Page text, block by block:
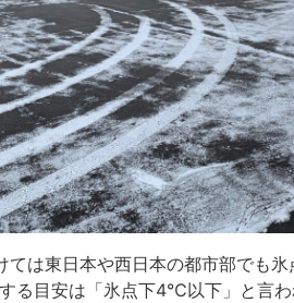
ては東日本や西日本の都市部でも氷
る目安は「氷点下4℃以下」と言わ